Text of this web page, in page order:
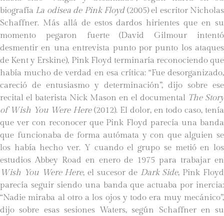
biografía La odisea de Pink Floyd(2005) el escritor Nicholas
Schaffner. Más allá de estos dardos hirientes que en su
momento pegaron fuerte (David Gilmour intentó
desmentir en una entrevista punto por punto los ataques
de Kent y Erskine), Pink Floyd terminaría reconociendo que
había mucho de verdad en esa crítica: “Fue desorganizado,
careció de entusiasmo y determinación”, dijo sobre ese
recital el baterista Nick Mason en el documental The Story
of Wish You Were Here(2012). El dolor, en todo caso, tenía
que ver con reconocer que Pink Floyd parecía una banda
que funcionaba de forma autómata y con que alguien se
los había hecho ver. Y cuando el grupo se metió en los
estudios Abbey Road en enero de 1975 para trabajar en
Wish You Were Here, el sucesor de Dark Side, Pink Floyd
parecía seguir siendo una banda que actuaba por inercia:
“Nadie miraba al otro a los ojos y todo era muy mecánico”,
dijo sobre esas sesiones Waters, según Schaffner en su